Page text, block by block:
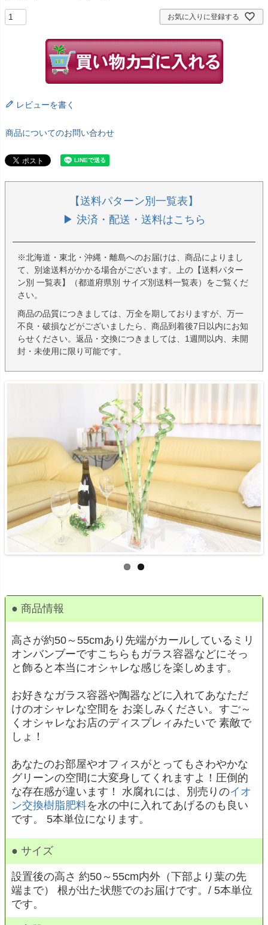
お気に入りに登録する
レビューを書く
商品についてのお問い合わせ
【送料パターン別一覧表】
▶ 決済・配送・送料はこちら
※北海道・東北・沖縄・離島へのお届けは、商品によりまし
て、別途送料がかかる場合がございます。上の【送料パター
ン別 一覧表】（都道府県別 サイズ別送料一覧表）をご覧くだ
さい。
商品の品質につきましては、万全を期しておりますが、万一
不良・破損などがございましたら、商品到着後7日以内にお知
らせください。返品・交換につきましては、1週間以内、未開
封・未使用に限り可能です。
● 商品情報
高さが約50～55cmあり先端がカールしているミリ
オンバンブーですこちらもガラス容器などにそっ
と飾ると本当にオシャレな感じを楽しめます。
お好きなガラス容器や陶器などに入れてあなただ
けのオシャレな空間を お楽しみください。すご～
くオシャレなお店のディスプレィみたいで 素敵で
しょ！
あなたのお部屋やオフィスがとってもさわやかな
グリーンの空間に大変身してくれますよ！圧倒的
な存在感が違います！ 水腐れには、別売りのイオ
ン交換樹脂肥料を水の中に入れてあげるのも良い
です。 5本単位になります。
● サイズ
設置後の高さ 約50～55cm内外（下部より葉の先
端まで） 根が出た状態でのお届けです。/ 5本単位
です。